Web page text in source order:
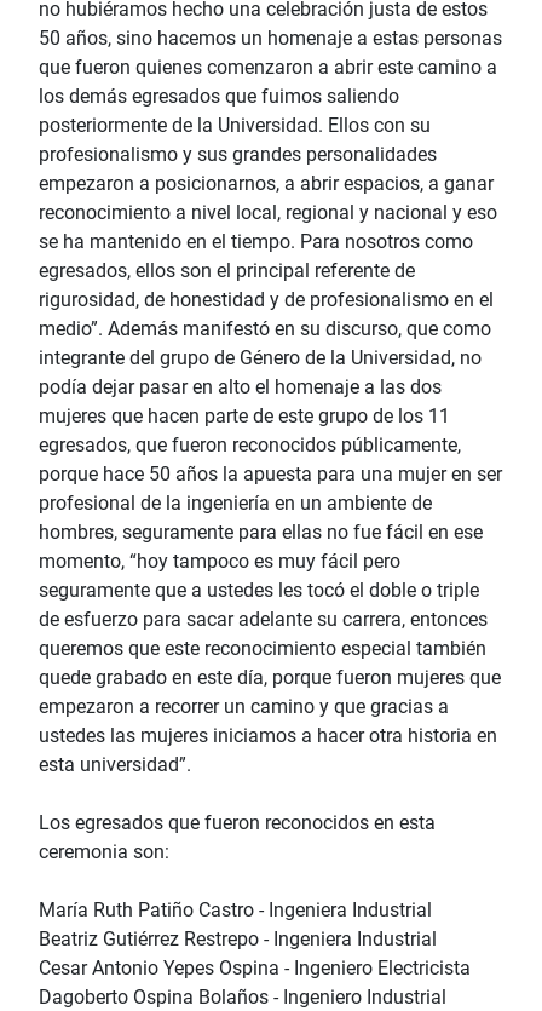
no hubiéramos hecho una celebración justa de estos
50 años, sino hacemos un homenaje a estas personas
que fueron quienes comenzaron a abrir este camino a
los demás egresados que fuimos saliendo
posteriormente de la Universidad. Ellos con su
profesionalismo y sus grandes personalidades
empezaron a posicionarnos, a abrir espacios, a ganar
reconocimiento a nivel local, regional y nacional y eso
se ha mantenido en el tiempo. Para nosotros como
egresados, ellos son el principal referente de
rigurosidad, de honestidad y de profesionalismo en el
medio”. Además manifestó en su discurso, que como
integrante del grupo de Género de la Universidad, no
podía dejar pasar en alto el homenaje a las dos
mujeres que hacen parte de este grupo de los 11
egresados, que fueron reconocidos públicamente,
porque hace 50 años la apuesta para una mujer en ser
profesional de la ingeniería en un ambiente de
hombres, seguramente para ellas no fue fácil en ese
momento, “hoy tampoco es muy fácil pero
seguramente que a ustedes les tocó el doble o triple
de esfuerzo para sacar adelante su carrera, entonces
queremos que este reconocimiento especial también
quede grabado en este día, porque fueron mujeres que
empezaron a recorrer un camino y que gracias a
ustedes las mujeres iniciamos a hacer otra historia en
esta universidad”.
Los egresados que fueron reconocidos en esta
ceremonia son:
María Ruth Patiño Castro - Ingeniera Industrial
Beatriz Gutiérrez Restrepo - Ingeniera Industrial
Cesar Antonio Yepes Ospina - Ingeniero Electricista
Dagoberto Ospina Bolaños - Ingeniero Industrial